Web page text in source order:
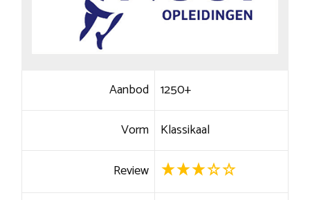
Aanbod 1250+
Vorm Klassikaal
Review